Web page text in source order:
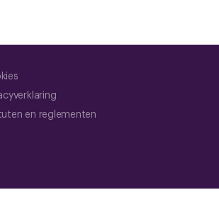
en reglementen